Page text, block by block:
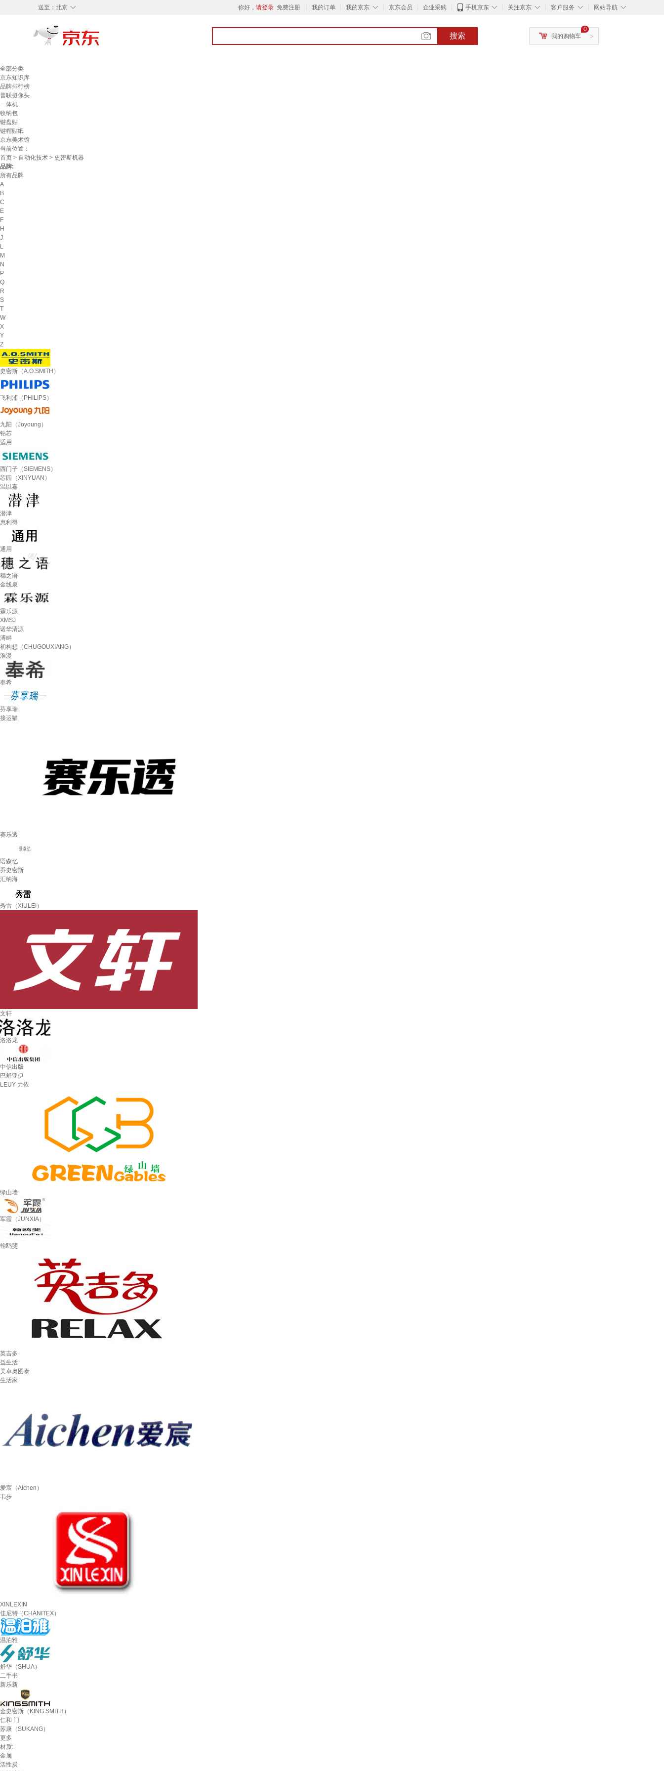
◇
送至： 北京 你好， 请登录 免费注册 我的订单 ◇
我的京东 京东会员 企业采购 ◇
手机京东 ◇
关注京东 ◇
客户服务 ◇
网站导航
搜索 >
0
我的购物车
全部分类
京东知识库
品牌排行榜
普联摄像头
一体机
收纳包
键盘贴
键帽贴纸
京东美术馆
当前位置：
首页 > 自动化技术 > 史密斯机器
品牌:
所有品牌
A
B
C
E
F
H
J
L
M
N
P
Q
R
S
T
W
X
Y
Z
史密斯（A.O.SMITH）
飞利浦（PHILIPS）
九阳（Joyoung）
钻芯
适用
西门子（SIEMENS）
芯园（XINYUAN）
温以嘉
潜津
惠利得
通用
穗之语
金线泉
霖乐源
XMSJ
诺华清源
溥畔
初构想（CHUGOUXIANG）
淮漫
奉希
芬享瑞
接运猫
赛乐透
语森忆
乔史密斯
汇纳海
秀雷（XIULEI）
文轩
洛洛龙
中信出版
巴舒亚伊
LEUY 力依
绿山墙
军霞（JUNXIA）
翰鸥斐
英吉多
益生活
美卓奥图泰
生活家
爱宸（Aichen）
韦步
XINLEXIN
佳尼特（CHANITEX）
温泊雅
舒华（SHUA）
二手书
新乐新
金史密斯（KING SMITH）
仁和 门
苏康（SUKANG）
更多
材质:
金属
活性炭